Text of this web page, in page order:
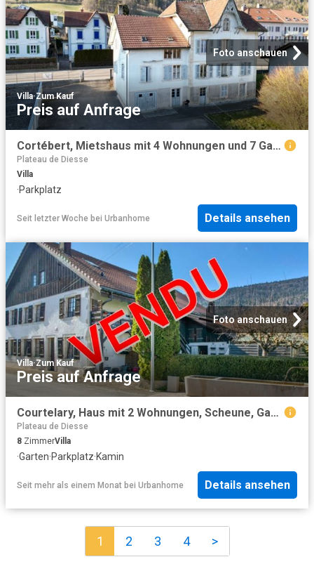
Foto anschauen
Villa·Zum Kauf
Preis auf Anfrage
Cortébert, Mietshaus mit 4 Wohnungen und 7 Garagen
Plateau de Diesse
Villa
·Parkplatz
Seit letzter Woche bei Urbanhome Details ansehen
Foto anschauen
Villa·Zum Kauf
Preis auf Anfrage
Courtelary, Haus mit 2 Wohnungen, Scheune, Garten, Stellplätze
Plateau de Diesse
8 ZimmerVilla
·Garten·Parkplatz·Kamin
Seit mehr als einem Monat bei Urbanhome Details ansehen
1 2 3 4 >